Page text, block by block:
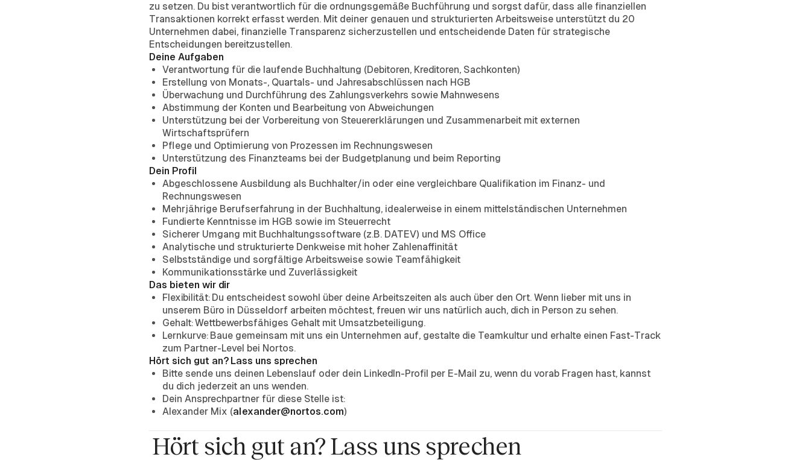
zu setzen. Du bist verantwortlich für die ordnungsgemäße Buchführung und sorgst dafür, dass alle finanziellen
Transaktionen korrekt erfasst werden. Mit deiner genauen und strukturierten Arbeitsweise unterstützt du 20
Unternehmen dabei, finanzielle Transparenz sicherzustellen und entscheidende Daten für strategische
Entscheidungen bereitzustellen.
Deine Aufgaben
Verantwortung für die laufende Buchhaltung (Debitoren, Kreditoren, Sachkonten)
Erstellung von Monats-, Quartals- und Jahresabschlüssen nach HGB
Überwachung und Durchführung des Zahlungsverkehrs sowie Mahnwesens
Abstimmung der Konten und Bearbeitung von Abweichungen
Unterstützung bei der Vorbereitung von Steuererklärungen und Zusammenarbeit mit externen
Wirtschaftsprüfern
Pflege und Optimierung von Prozessen im Rechnungswesen
Unterstützung des Finanzteams bei der Budgetplanung und beim Reporting
Dein Profil
Abgeschlossene Ausbildung als Buchhalter/in oder eine vergleichbare Qualifikation im Finanz- und
Rechnungswesen
Mehrjährige Berufserfahrung in der Buchhaltung, idealerweise in einem mittelständischen Unternehmen
Fundierte Kenntnisse im HGB sowie im Steuerrecht
Sicherer Umgang mit Buchhaltungssoftware (z.B. DATEV) und MS Office
Analytische und strukturierte Denkweise mit hoher Zahlenaffinität
Selbstständige und sorgfältige Arbeitsweise sowie Teamfähigkeit
Kommunikationsstärke und Zuverlässigkeit
Das bieten wir dir
Flexibilität: Du entscheidest sowohl über deine Arbeitszeiten als auch über den Ort. Wenn lieber mit uns in
unserem Büro in Düsseldorf arbeiten möchtest, freuen wir uns natürlich auch, dich in Person zu sehen.
Gehalt: Wettbewerbsfähiges Gehalt mit Umsatzbeteiligung.
Lernkurve: Baue gemeinsam mit uns ein Unternehmen auf, gestalte die Teamkultur und erhalte einen Fast-Track
zum Partner-Level bei Nortos.
Hört sich gut an? Lass uns sprechen
Bitte sende uns deinen Lebenslauf oder dein LinkedIn-Profil per E-Mail zu, wenn du vorab Fragen hast, kannst
du dich jederzeit an uns wenden.
Dein Ansprechpartner für diese Stelle ist:
Alexander Mix (alexander@nortos.com)
Hört sich gut an? Lass uns sprechen